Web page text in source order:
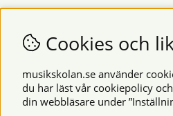
Cookies och
musikskolan.se använder
du har läst vår cookiepolicy
din webbläsare under